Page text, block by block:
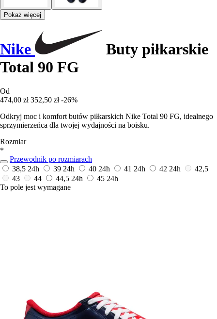
Pokaż więcej
Nike
Buty piłkarskie
Total 90 FG
Od
474,00 zł 352,50 zł -26%
Odkryj moc i komfort butów piłkarskich Nike Total 90 FG, idealnego
sprzymierzeńca dla twojej wydajności na boisku.
Rozmiar
*
Przewodnik po rozmiarach
38,5 24h 39 24h 40 24h 41 24h 42 24h
42,5
43
44 44,5 24h 45 24h
To pole jest wymagane